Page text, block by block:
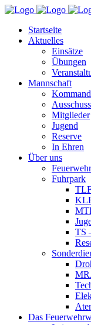
Startseite
Aktuelles
Einsätze
Übungen
Mannschaft
Ausschuss
Mitglieder
Jugend
Reserve
In Ehren
Über uns
Fuhrpark
TS
Das